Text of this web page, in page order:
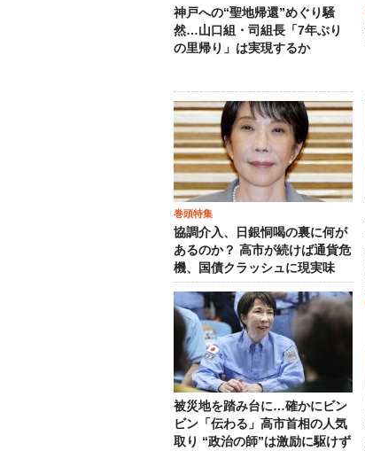
神戸への“聖地帰還”めぐり騒
然…山口組・司組長「7年ぶり
の里帰り」は実現するか
巻頭特集
協調介入、日銀恫喝の裏に何が
あるのか？ 高市が続けば通貨危
機、国債クラッシュに現実味
被災地を踏み台に…確かにビン
ビン「伝わる」高市首相の人気
取り “政治の師”は激励に駆けず